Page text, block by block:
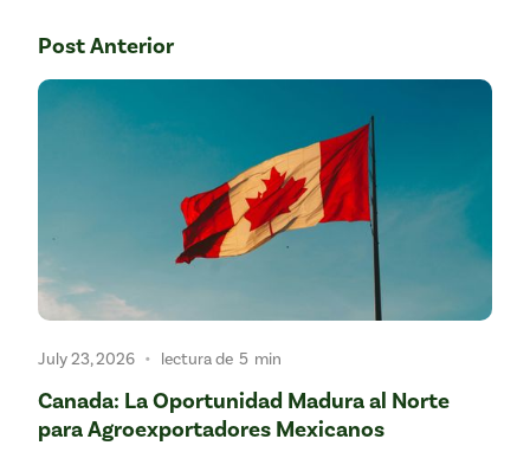
Post Anterior
July 23, 2026 • lectura de 5 min
Canada: La Oportunidad Madura al Norte
para Agroexportadores Mexicanos